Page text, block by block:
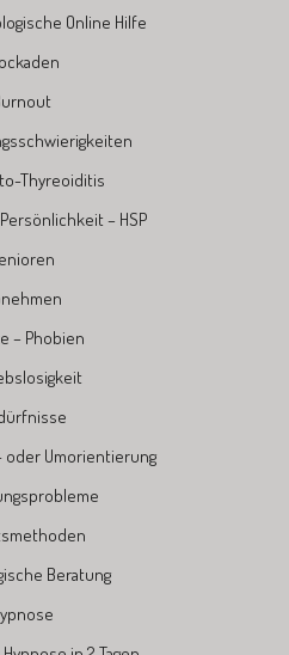
Online Hilfe
Thyreoiditis
– HSP
– Phobien
oder Umorientierung
Beratung